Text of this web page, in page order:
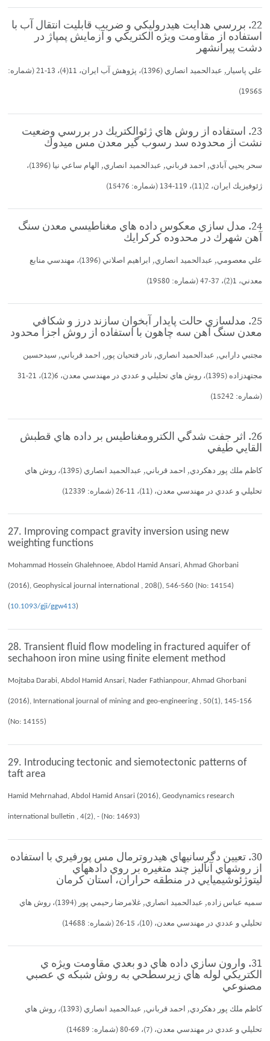
22. بررسي هدايت هيدروليكي و ضريب قابليت انتقال آب با
استفاده از مقاومت ويژه الكتريكي و آزمايش پمپاژ در
دشت پيرانشهر
علي پاسيار, عبدالحميد انصاري (1396)، پژوهش آب ايران، 11(4)، 13-21 (شماره:
19565)
23. استفاده از روش هاي ژئوالكتريك در بررسي وضعيت
نشت از محدوده سد رسوب گير معدن مس ميدوك
سحر يحيي آبادي, احمد قرباني, عبدالحميد انصاري, الهام ساعي نيا (1396)،
ژئوفيزيك ايران، 2(11)، 119-134 (شماره: 15476)
24. مدل سازي معكوس داده هاي مغناطيسي معدن سنگ
آهن شهرك در محدوده كركرايك
علي معصومي, عبدالحميد انصاري, ابراهيم اصلاني (1396)، مهندسي منابع
معدني، 1(2)، 37-47 (شماره: 19580)
25. مدلسازي حالت پايدار آبخوان سازند درز و شكافي
معدن سنگ آهن سه چاهون با استفاده از روش اجزا محدود
مجتبي دارابي, عبدالحميد انصاري, نادر فتحيان پور, احمد قرباني, سيدحسين
مجتهدزاده (1395)، روش هاي تحليلي و عددي در مهندسي معدن، 6(12)، 21-31
(شماره: 15242)
26. اثر جفت شدگي الكترومغناطيس بر داده هاي قطبش
القايي طيفي
كاظم ملك پور دهكردي, احمد قرباني, عبدالحميد انصاري (1395)، روش هاي
تحليلي و عددي در مهندسي معدن، (11)، 11-26 (شماره: 12339)
27. Improving compact gravity inversion using new
weighting functions
Mohammad Hossein Ghalehnoee, Abdol Hamid Ansari, Ahmad Ghorbani
(2016), Geophysical journal international , 208(), 546-560 (No: 14154)
(10.1093/gji/ggw413)
28. Transient fluid flow modeling in fractured aquifer of
sechahoon iron mine using finite element method
Mojtaba Darabi, Abdol Hamid Ansari, Nader Fathianpour, Ahmad Ghorbani
(2016), International journal of mining and geo-engineering , 50(1), 145-156
(No: 14155)
29. Introducing tectonic and siemotectonic patterns of
taft area
Hamid Mehrnahad, Abdol Hamid Ansari (2016), Geodynamics research
international bulletin , 4(2), - (No: 14693)
30. تعيين دگرسانيهاي هيدروترمال مس پورفيري با استفاده
از روشهاي آناليز چند متغيره بر روي دادههاي
ليتوژئوشيميايي در منطقه حراران، استان كرمان
سميه عباس زاده, عبدالحميد انصاري, غلامرضا رحيمي پور (1394)، روش هاي
تحليلي و عددي در مهندسي معدن، (10)، 15-26 (شماره: 14688)
31. وارون سازي داده هاي دو بعدي مقاومت ويژه ي
الكتريكي لوله هاي زيرسطحي به روش شبكه ي عصبي
مصنوعي
كاظم ملك پور دهكردي, احمد قرباني, عبدالحميد انصاري (1393)، روش هاي
تحليلي و عددي در مهندسي معدن، (7)، 69-80 (شماره: 14689)